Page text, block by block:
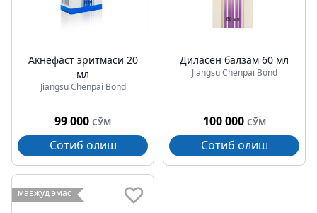
Акнефаст эритмаси 20
мл
Jiangsu Chenpai Bond
99 000 СЎМ
Сотиб олиш
Диласен балзам 60 мл
Jiangsu Chenpai Bond
100 000 СЎМ
Сотиб олиш
мавжуд эмас